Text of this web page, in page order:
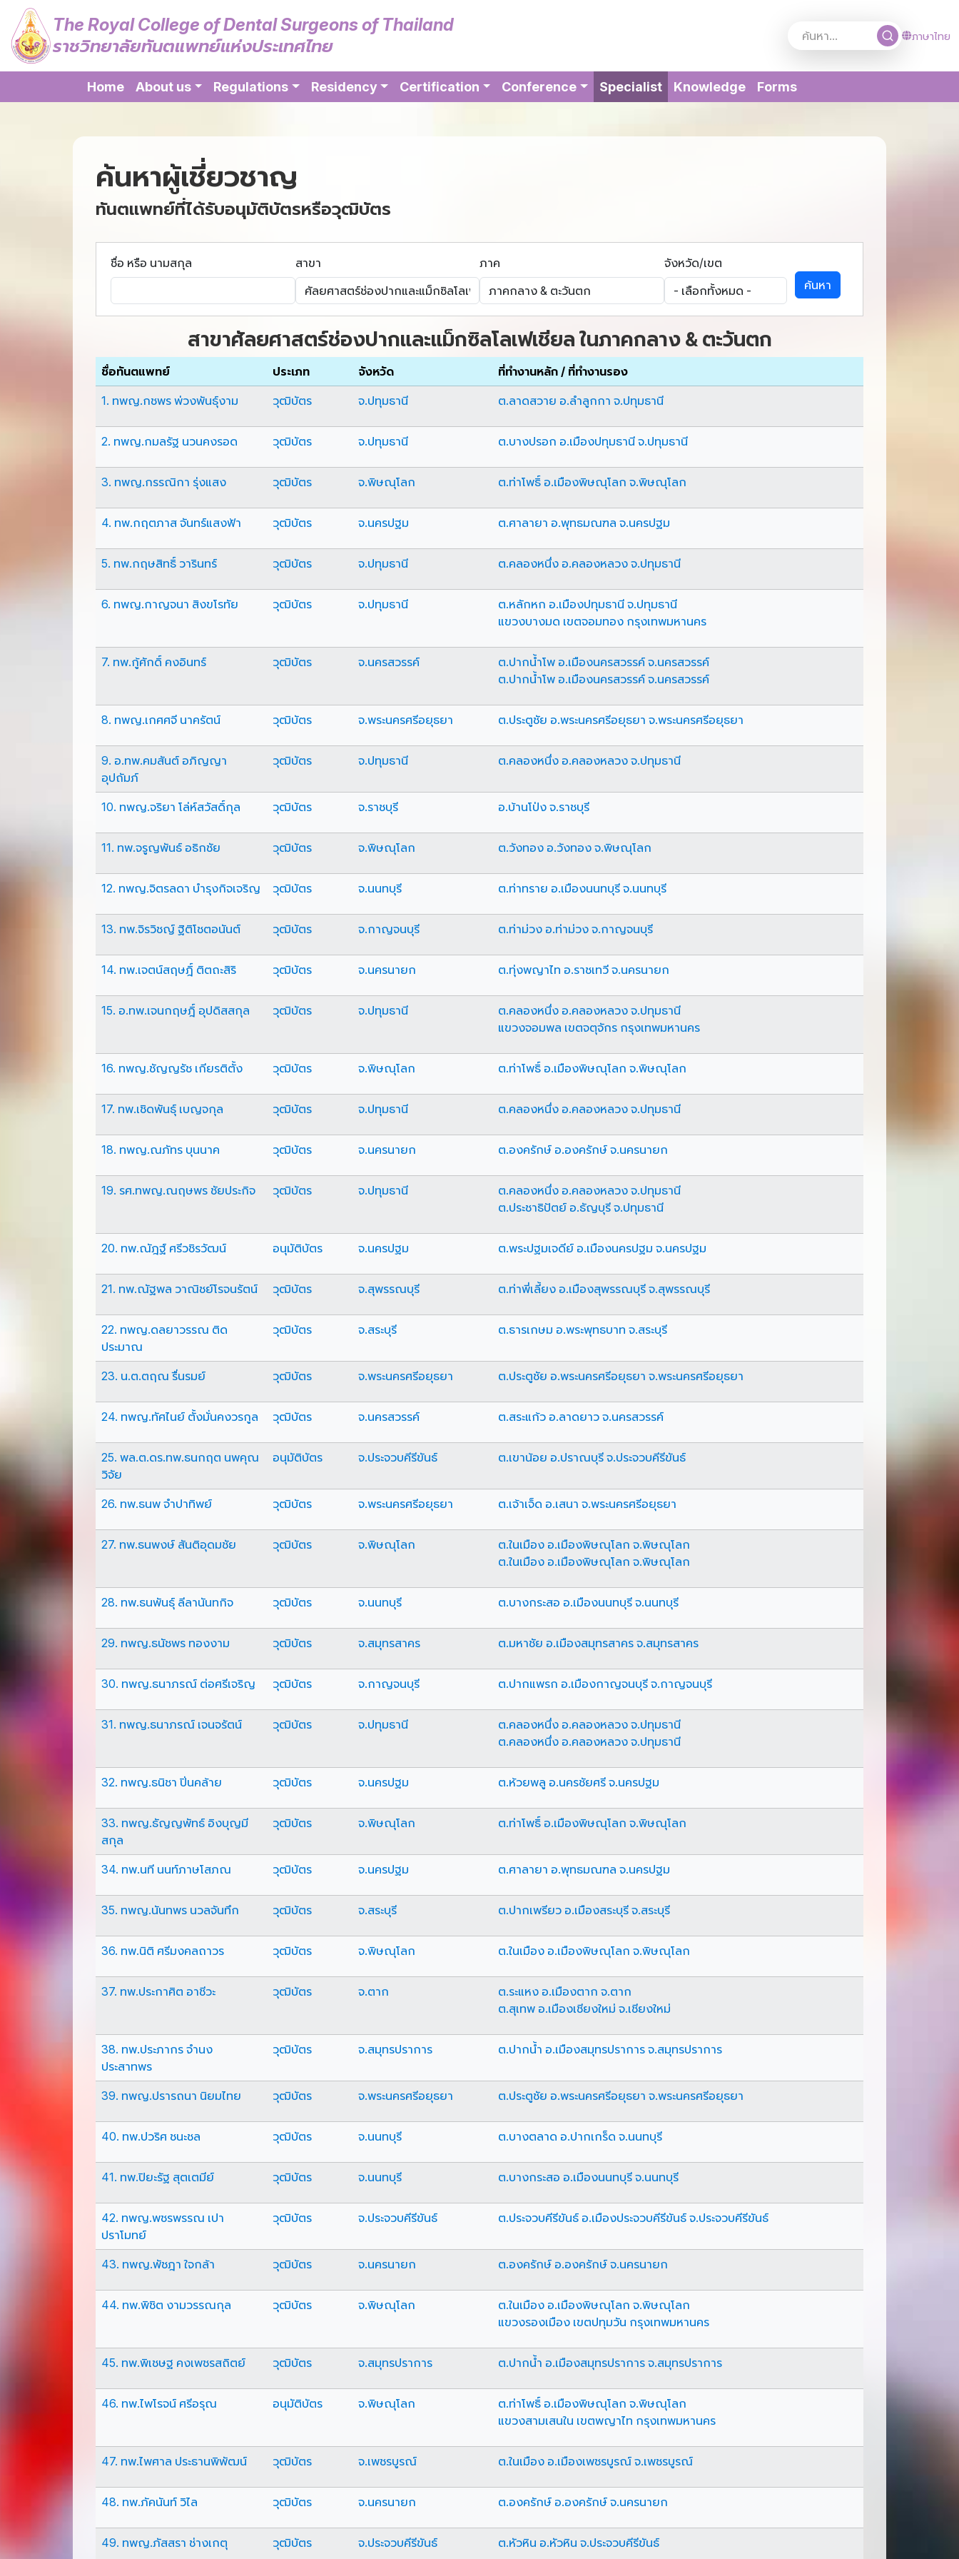
The Royal College of Dental Surgeons of Thailand
ราชวิทยาลัยทันตแพทย์แห่งประเทศไทย
ภาษาไทย
Home About us Regulations Residency Certification Conference Specialist(current)
Knowledge Forms
ค้นหาผู้เชี่ยวชาญ
ทันตแพทย์ที่ได้รับอนุมัติบัตรหรือวุฒิบัตร
ชื่อ หรือ นามสกุล สาขา ภาค
จังหวัด/เขต
ค้นหา
สาขาศัลยศาสตร์ช่องปากและแม็กซิลโลเฟเชียล ในภาคกลาง & ตะวันตก
ชื่อทันตแพทย์ ประเภท จังหวัด ที่ทำงานหลัก / ที่ทำงานรอง
1. ทพญ.กชพร พ่วงพันธุ์งาม วุฒิบัตร จ.ปทุมธานี ต.ลาดสวาย อ.ลำลูกกา จ.ปทุมธานี
2. ทพญ.กมลรัฐ นวนคงรอด วุฒิบัตร จ.ปทุมธานี ต.บางปรอก อ.เมืองปทุมธานี จ.ปทุมธานี
3. ทพญ.กรรณิกา รุ่งแสง วุฒิบัตร จ.พิษณุโลก ต.ท่าโพธิ์ อ.เมืองพิษณุโลก จ.พิษณุโลก
4. ทพ.กฤตภาส จันทร์แสงฟ้า วุฒิบัตร จ.นครปฐม ต.ศาลายา อ.พุทธมณฑล จ.นครปฐม
5. ทพ.กฤษสิทธิ์ วารินทร์ วุฒิบัตร จ.ปทุมธานี ต.คลองหนึ่ง อ.คลองหลวง จ.ปทุมธานี
6. ทพญ.กาญจนา สิงขโรทัย วุฒิบัตร จ.ปทุมธานี
ต.หลักหก อ.เมืองปทุมธานี จ.ปทุมธานี
แขวงบางมด เขตจอมทอง กรุงเทพมหานคร
7. ทพ.กู้ศักดิ์ คงอินทร์ วุฒิบัตร จ.นครสวรรค์
ต.ปากน้ำโพ อ.เมืองนครสวรรค์ จ.นครสวรรค์
ต.ปากน้ำโพ อ.เมืองนครสวรรค์ จ.นครสวรรค์
8. ทพญ.เกศศจี นาครัตน์ วุฒิบัตร จ.พระนครศรีอยุธยา ต.ประตูชัย อ.พระนครศรีอยุธยา จ.พระนครศรีอยุธยา
9. อ.ทพ.คมสันต์ อภิญญา
อุปถัมภ์
วุฒิบัตร จ.ปทุมธานี ต.คลองหนึ่ง อ.คลองหลวง จ.ปทุมธานี
10. ทพญ.จริยา โล่ห์สวัสดิ์กุล วุฒิบัตร จ.ราชบุรี อ.บ้านโป่ง จ.ราชบุรี
11. ทพ.จรูญพันธ์ อธิกชัย วุฒิบัตร จ.พิษณุโลก ต.วังทอง อ.วังทอง จ.พิษณุโลก
12. ทพญ.จิตรลดา บำรุงกิจเจริญ วุฒิบัตร จ.นนทบุรี ต.ท่าทราย อ.เมืองนนทบุรี จ.นนทบุรี
13. ทพ.จิรวิชญ์ ฐิติโชตอนันต์ วุฒิบัตร จ.กาญจนบุรี ต.ท่าม่วง อ.ท่าม่วง จ.กาญจนบุรี
14. ทพ.เจตน์สฤษฎิ์ ติตถะสิริ วุฒิบัตร จ.นครนายก ต.ทุ่งพญาไท อ.ราชเทวี จ.นครนายก
15. อ.ทพ.เจนกฤษฎิ์ อุปดิสสกุล วุฒิบัตร จ.ปทุมธานี
ต.คลองหนึ่ง อ.คลองหลวง จ.ปทุมธานี
แขวงจอมพล เขตจตุจักร กรุงเทพมหานคร
16. ทพญ.ชัญญรัช เกียรติตั้ง วุฒิบัตร จ.พิษณุโลก ต.ท่าโพธิ์ อ.เมืองพิษณุโลก จ.พิษณุโลก
17. ทพ.เชิดพันธุ์ เบญจกุล วุฒิบัตร จ.ปทุมธานี ต.คลองหนึ่ง อ.คลองหลวง จ.ปทุมธานี
18. ทพญ.ณภัทร บุนนาค วุฒิบัตร จ.นครนายก ต.องครักษ์ อ.องครักษ์ จ.นครนายก
19. รศ.ทพญ.ณฤษพร ชัยประกิจ วุฒิบัตร จ.ปทุมธานี
ต.คลองหนึ่ง อ.คลองหลวง จ.ปทุมธานี
ต.ประชาธิปัตย์ อ.ธัญบุรี จ.ปทุมธานี
20. ทพ.ณัฎฐ์ ศรีวชิรวัฒน์ อนุมัติบัตร จ.นครปฐม ต.พระปฐมเจดีย์ อ.เมืองนครปฐม จ.นครปฐม
21. ทพ.ณัฐพล วาณิชย์โรจนรัตน์ วุฒิบัตร จ.สุพรรณบุรี ต.ท่าพี่เลี้ยง อ.เมืองสุพรรณบุรี จ.สุพรรณบุรี
22. ทพญ.ดลยาวรรณ ติด
ประมาณ
วุฒิบัตร จ.สระบุรี ต.ธารเกษม อ.พระพุทธบาท จ.สระบุรี
23. น.ต.ตฤณ รื่นรมย์ วุฒิบัตร จ.พระนครศรีอยุธยา ต.ประตูชัย อ.พระนครศรีอยุธยา จ.พระนครศรีอยุธยา
24. ทพญ.ทัศไนย์ ตั้งมั่นคงวรกูล วุฒิบัตร จ.นครสวรรค์ ต.สระแก้ว อ.ลาดยาว จ.นครสวรรค์
25. พล.ต.ดร.ทพ.ธนกฤต นพคุณ
วิจัย
อนุมัติบัตร จ.ประจวบคีรีขันธ์ ต.เขาน้อย อ.ปราณบุรี จ.ประจวบคีรีขันธ์
26. ทพ.ธนพ จำปาทิพย์ วุฒิบัตร จ.พระนครศรีอยุธยา ต.เจ้าเจ็ด อ.เสนา จ.พระนครศรีอยุธยา
27. ทพ.ธนพงษ์ สันติอุดมชัย วุฒิบัตร จ.พิษณุโลก
ต.ในเมือง อ.เมืองพิษณุโลก จ.พิษณุโลก
ต.ในเมือง อ.เมืองพิษณุโลก จ.พิษณุโลก
28. ทพ.ธนพันธุ์ ลีลานันทกิจ วุฒิบัตร จ.นนทบุรี ต.บางกระสอ อ.เมืองนนทบุรี จ.นนทบุรี
29. ทพญ.ธนัชพร ทองงาม วุฒิบัตร จ.สมุทรสาคร ต.มหาชัย อ.เมืองสมุทรสาคร จ.สมุทรสาคร
30. ทพญ.ธนาภรณ์ ต่อศรีเจริญ วุฒิบัตร จ.กาญจนบุรี ต.ปากแพรก อ.เมืองกาญจนบุรี จ.กาญจนบุรี
31. ทพญ.ธนาภรณ์ เจนจรัตน์ วุฒิบัตร จ.ปทุมธานี
ต.คลองหนึ่ง อ.คลองหลวง จ.ปทุมธานี
ต.คลองหนึ่ง อ.คลองหลวง จ.ปทุมธานี
32. ทพญ.ธนิชา ปิ่นคล้าย วุฒิบัตร จ.นครปฐม ต.ห้วยพลู อ.นครชัยศรี จ.นครปฐม
33. ทพญ.ธัญญพัทธ์ อิงบุญมี
สกุล
วุฒิบัตร จ.พิษณุโลก ต.ท่าโพธิ์ อ.เมืองพิษณุโลก จ.พิษณุโลก
34. ทพ.นที นนท์ภาษโสภณ วุฒิบัตร จ.นครปฐม ต.ศาลายา อ.พุทธมณฑล จ.นครปฐม
35. ทพญ.นันทพร นวลจันทึก วุฒิบัตร จ.สระบุรี ต.ปากเพรียว อ.เมืองสระบุรี จ.สระบุรี
36. ทพ.นิติ ศรีมงคลถาวร วุฒิบัตร จ.พิษณุโลก ต.ในเมือง อ.เมืองพิษณุโลก จ.พิษณุโลก
37. ทพ.ประกาศิต อาชีวะ วุฒิบัตร จ.ตาก
ต.ระแหง อ.เมืองตาก จ.ตาก
ต.สุเทพ อ.เมืองเชียงใหม่ จ.เชียงใหม่
38. ทพ.ประภากร จำนง
ประสาทพร
วุฒิบัตร จ.สมุทรปราการ ต.ปากน้ำ อ.เมืองสมุทรปราการ จ.สมุทรปราการ
39. ทพญ.ปรารถนา นิยมไทย วุฒิบัตร จ.พระนครศรีอยุธยา ต.ประตูชัย อ.พระนครศรีอยุธยา จ.พระนครศรีอยุธยา
40. ทพ.ปวริศ ชนะชล วุฒิบัตร จ.นนทบุรี ต.บางตลาด อ.ปากเกร็ด จ.นนทบุรี
41. ทพ.ปิยะรัฐ สุตเตมีย์ วุฒิบัตร จ.นนทบุรี ต.บางกระสอ อ.เมืองนนทบุรี จ.นนทบุรี
42. ทพญ.พชรพรรณ เปา
ปราโมทย์
วุฒิบัตร จ.ประจวบคีรีขันธ์ ต.ประจวบคีรีขันธ์ อ.เมืองประจวบคีรีขันธ์ จ.ประจวบคีรีขันธ์
43. ทพญ.พัชฎา ใจกล้า วุฒิบัตร จ.นครนายก ต.องครักษ์ อ.องครักษ์ จ.นครนายก
44. ทพ.พิชิต งามวรรณกุล วุฒิบัตร จ.พิษณุโลก
ต.ในเมือง อ.เมืองพิษณุโลก จ.พิษณุโลก
แขวงรองเมือง เขตปทุมวัน กรุงเทพมหานคร
45. ทพ.พิเชษฐ คงเพชรสถิตย์ วุฒิบัตร จ.สมุทรปราการ ต.ปากน้ำ อ.เมืองสมุทรปราการ จ.สมุทรปราการ
46. ทพ.ไพโรจน์ ศรีอรุณ อนุมัติบัตร จ.พิษณุโลก
ต.ท่าโพธิ์ อ.เมืองพิษณุโลก จ.พิษณุโลก
แขวงสามเสนใน เขตพญาไท กรุงเทพมหานคร
47. ทพ.ไพศาล ประธานพิพัฒน์ วุฒิบัตร จ.เพชรบูรณ์ ต.ในเมือง อ.เมืองเพชรบูรณ์ จ.เพชรบูรณ์
48. ทพ.ภัคนันท์ วิไล วุฒิบัตร จ.นครนายก ต.องครักษ์ อ.องครักษ์ จ.นครนายก
49. ทพญ.ภัสสรา ช่างเกตุ วุฒิบัตร จ.ประจวบคีรีขันธ์ ต.หัวหิน อ.หัวหิน จ.ประจวบคีรีขันธ์